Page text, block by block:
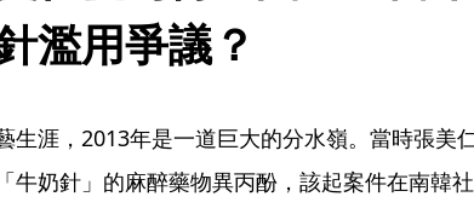
濫用爭議？
生涯，2013年是一道巨大的分水嶺。當時張美
牛奶針」的麻醉藥物異丙酚，該起案件在南韓